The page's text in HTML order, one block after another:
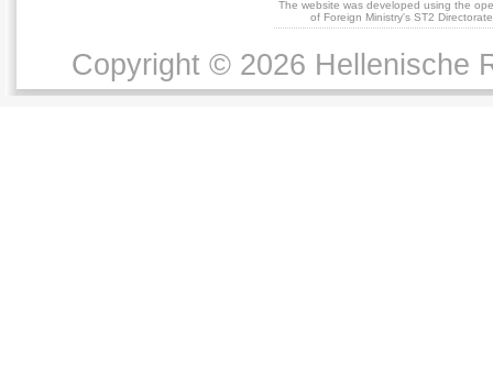
The website was developed using the
of Foreign Ministry's ST2
Copyright © 2026 Hellenische